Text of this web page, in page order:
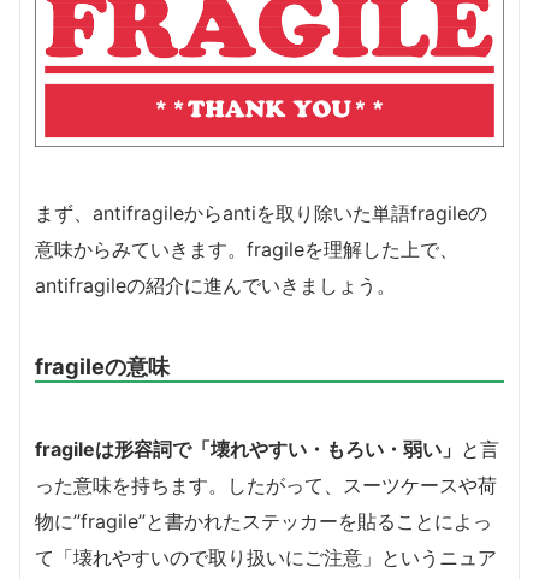
まず、antifragileからantiを取り除いた単語fragileの
意味からみていきます。fragileを理解した上で、
antifragileの紹介に進んでいきましょう。
fragileの意味
fragileは形容詞で「壊れやすい・もろい・弱い」 と言
った意味を持ちます。したがって、スーツケースや荷
物に”fragile”と書かれたステッカーを貼ることによっ
て「壊れやすいので取り扱いにご注意」というニュア